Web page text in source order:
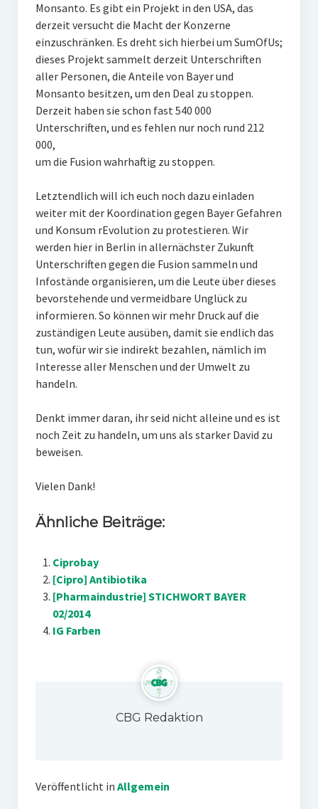
Monsanto. Es gibt ein Projekt in den USA, das
derzeit versucht die Macht der Konzerne
einzuschränken. Es dreht sich hierbei um SumOfUs;
dieses Projekt sammelt derzeit Unterschriften
aller Personen, die Anteile von Bayer und
Monsanto besitzen, um den Deal zu stoppen.
Derzeit haben sie schon fast 540 000
Unterschriften, und es fehlen nur noch rund 212
000,
um die Fusion wahrhaftig zu stoppen.
Letztendlich will ich euch noch dazu einladen
weiter mit der Koordination gegen Bayer Gefahren
und Konsum rEvolution zu protestieren. Wir
werden hier in Berlin in allernächster Zukunft
Unterschriften gegen die Fusion sammeln und
Infostände organisieren, um die Leute über dieses
bevorstehende und vermeidbare Unglück zu
informieren. So können wir mehr Druck auf die
zuständigen Leute ausüben, damit sie endlich das
tun, wofür wir sie indirekt bezahlen, nämlich im
Interesse aller Menschen und der Umwelt zu
handeln.
Denkt immer daran, ihr seid nicht alleine und es ist
noch Zeit zu handeln, um uns als starker David zu
beweisen.
Vielen Dank!
Ähnliche Beiträge:
Ciprobay
[Cipro] Antibiotika
[Pharmaindustrie] STICHWORT BAYER
02/2014
IG Farben
CBG Redaktion
Veröffentlicht in Allgemein